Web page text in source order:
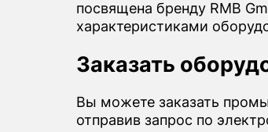
посвящена бренду RMB
характеристиками
Заказать
Вы можете заказать
отправив запрос по